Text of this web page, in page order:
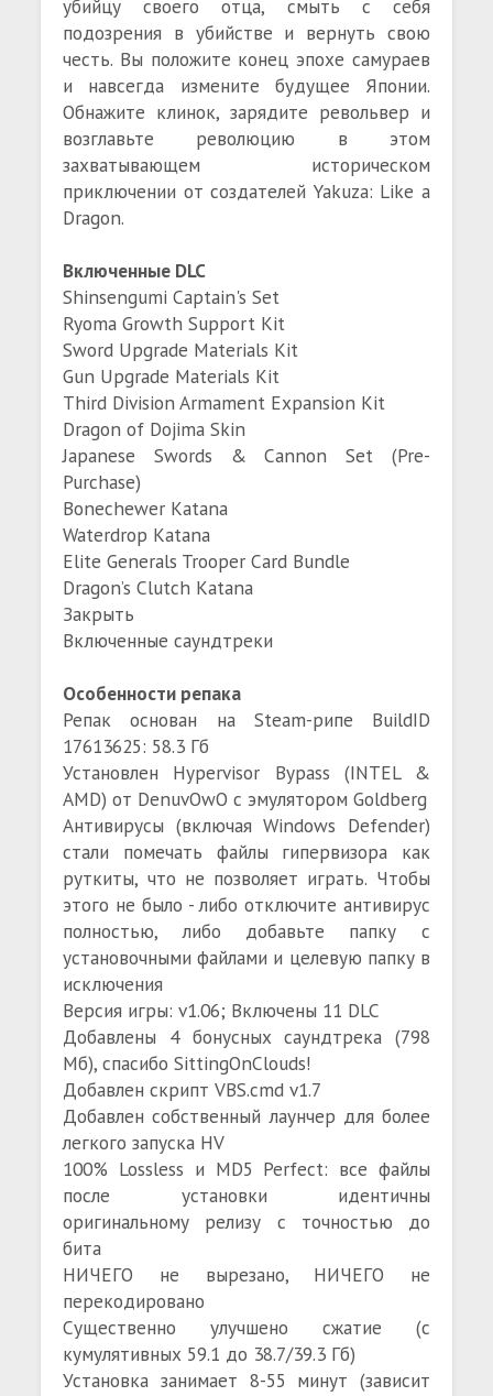
убийцу своего отца, смыть с себя
подозрения в убийстве и вернуть свою
честь. Вы положите конец эпохе самураев
и навсегда измените будущее Японии.
Обнажите клинок, зарядите револьвер и
возглавьте революцию в этом
захватывающем историческом
приключении от создателей Yakuza: Like a
Dragon.
Включенные DLC
Shinsengumi Captain's Set
Ryoma Growth Support Kit
Sword Upgrade Materials Kit
Gun Upgrade Materials Kit
Third Division Armament Expansion Kit
Dragon of Dojima Skin
Japanese Swords & Cannon Set (Pre-
Purchase)
Bonechewer Katana
Waterdrop Katana
Elite Generals Trooper Card Bundle
Dragon’s Clutch Katana
Закрыть
Включенные саундтреки
Особенности репака
Репак основан на Steam-рипе BuildID
17613625: 58.3 Гб
Установлен Hypervisor Bypass (INTEL &
AMD) от DenuvOwO с эмулятором Goldberg
Антивирусы (включая Windows Defender)
стали помечать файлы гипервизора как
руткиты, что не позволяет играть. Чтобы
этого не было - либо отключите антивирус
полностью, либо добавьте папку с
установочными файлами и целевую папку в
исключения
Версия игры: v1.06; Включены 11 DLC
Добавлены 4 бонусных саундтрека (798
Мб), спасибо SittingOnClouds!
Добавлен скрипт VBS.cmd v1.7
Добавлен собственный лаунчер для более
легкого запуска HV
100% Lossless и MD5 Perfect: все файлы
после установки идентичны
оригинальному релизу с точностью до
бита
НИЧЕГО не вырезано, НИЧЕГО не
перекодировано
Существенно улучшено сжатие (с
кумулятивных 59.1 до 38.7/39.3 Гб)
Установка занимает 8-55 минут (зависит